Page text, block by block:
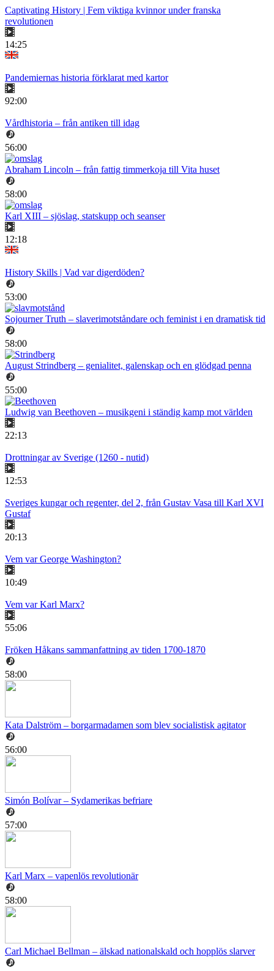
Captivating History | Fem viktiga kvinnor under franska
revolutionen
14:25
Pandemiernas historia förklarat med kartor
92:00
Vårdhistoria – från antiken till idag
56:00
Abraham Lincoln – från fattig timmerkoja till Vita huset
58:00
Karl XIII – sjöslag, statskupp och seanser
12:18
History Skills | Vad var digerdöden?
53:00
Sojourner Truth – slaverimotståndare och feminist i en dramatisk tid
58:00
August Strindberg – genialitet, galenskap och en glödgad penna
55:00
Ludwig van Beethoven – musikgeni i ständig kamp mot världen
22:13
Drottningar av Sverige (1260 - nutid)
12:53
Sveriges kungar och regenter, del 2, från Gustav Vasa till Karl XVI
Gustaf
20:13
Vem var George Washington?
10:49
Vem var Karl Marx?
55:06
Fröken Håkans sammanfattning av tiden 1700-1870
58:00
Kata Dalström – borgarmadamen som blev socialistisk agitator
56:00
Simón Bolívar – Sydamerikas befriare
57:00
Karl Marx – vapenlös revolutionär
58:00
Carl Michael Bellman – älskad nationalskald och hopplös slarver